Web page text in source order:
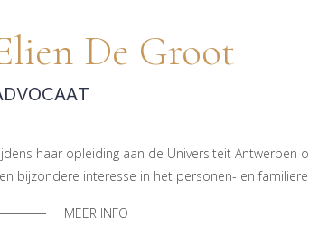
De Groot
haar opleiding aan de Universiteit Antwerpen
bijzondere interesse in het personen- en
MEER INFO